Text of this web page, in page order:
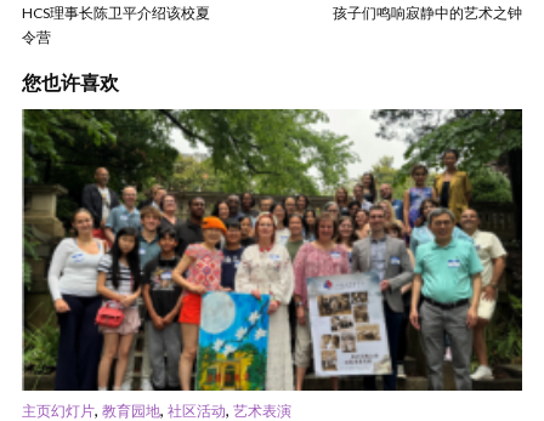
HCS理事长陈卫平介绍该校夏
令营
孩子们鸣响寂静中的艺术之钟
您也许喜欢
主页幻灯片, 教育园地, 社区活动, 艺术表演